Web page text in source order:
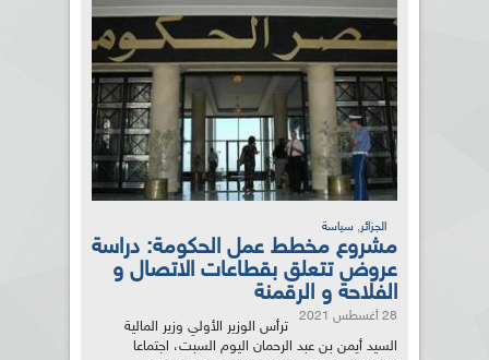
الجزائر, سياسة
مشروع مخطط عمل الحكومة: دراسة
عروض تتعلق بقطاعات الاتصال و
الفلاحة و الرقمنة
28 أغسطس 2021
ترأس الوزير الأولي وزير المالية
السيد أيمن بن عبد الرحمان اليوم السبت، اجتماعا